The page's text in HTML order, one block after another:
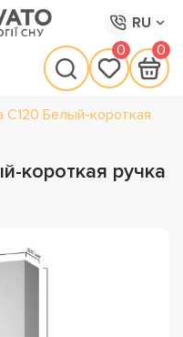
RU
0 0
С120 Белый-короткая
короткая ручка